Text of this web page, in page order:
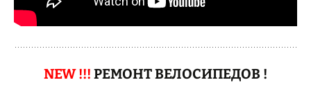
NEW !!! РЕМОНТ ВЕЛОСИПЕДОВ !